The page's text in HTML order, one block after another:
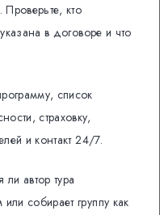
Проверьте, кто
в договоре и что
список
страховку,
и контакт 24/7.
ли автор тура
собирает группу как